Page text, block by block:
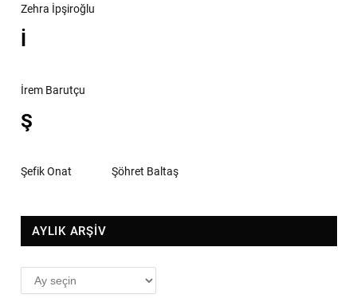
Zehra İpşiroğlu
İ
İrem Barutçu
Ş
Şefik Onat Şöhret Baltaş
AYLIK ARŞİV
AYLIK
ARŞİV